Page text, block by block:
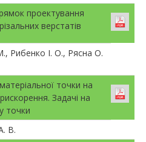
проектування
верстатів
Рибенко І. О., Рясна О.
точки на
Задачі на
точки
В.